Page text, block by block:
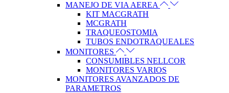
MANEJO DE VIA AEREA
KIT MACGRATH
MCGRATH
TRAQUEOSTOMIA
TUBOS ENDOTRAQUEALES
MONITORES
CONSUMIBLES NELLCOR
MONITORES VARIOS
MONITORES AVANZADOS DE
PARAMETROS